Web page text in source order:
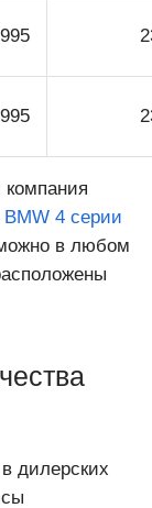
BMW 4 серии
в любом
дилерских